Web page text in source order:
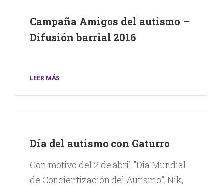
Campaña Amigos del autismo –
Difusión barrial 2016
LEER MÁS
Día del autismo con Gaturro
Con motivo del 2 de abril ”Dia Mundial
de Concientización del Autismo”, Nik,